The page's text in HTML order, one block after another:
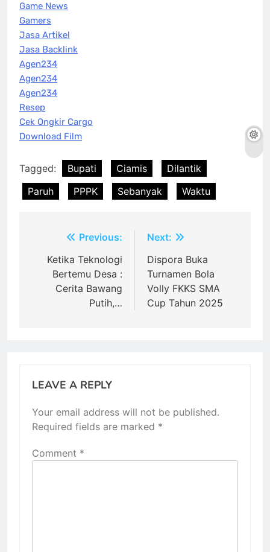
Game News
Gamers
Jasa Artikel
Jasa Backlink
Agen234
Agen234
Agen234
Resep
Cek Ongkir Cargo
Download Film
Tagged: Bupati Ciamis
Dilantik
Paruh
PPPK Sebanyak Waktu
navigation
Previous:
Ketika Teknologi
Bertemu Desa :
Cerita Bawang
Putih,…
Next:
Dispora Buka
Turnamen Bola
Volly FKKS SMA
Cup Tahun 2025
LEAVE A REPLY
Your email address will not be published.
Required fields are marked *
Comment *